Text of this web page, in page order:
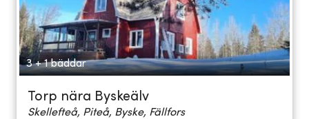
3 + 1 bäddar
Torp nära Byskeälv
Skellefteå, Piteå, Byske, Fällfors